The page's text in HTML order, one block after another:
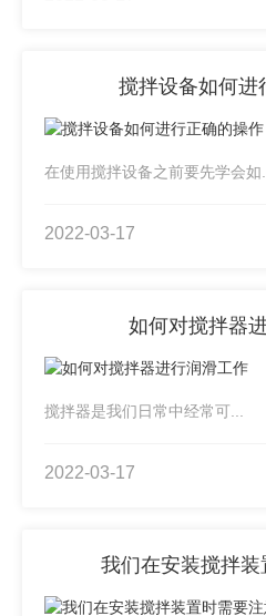
搅拌设备如何进
在使用搅拌设备之前要先学会如...
2022-03-17
如何对搅拌器
搅拌器是我们日常中经常可...
2022-03-17
我们在安装搅拌